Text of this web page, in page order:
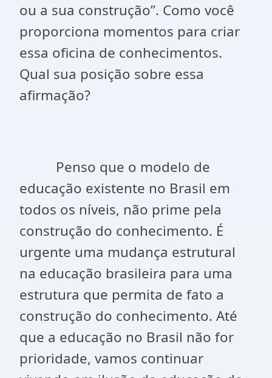
ou a sua construção”. Como você
proporciona momentos para criar
essa oficina de conhecimentos.
Qual sua posição sobre essa
afirmação?
Penso que o modelo de
educação existente no Brasil em
todos os níveis, não prime pela
construção do conhecimento. É
urgente uma mudança estrutural
na educação brasileira para uma
estrutura que permita de fato a
construção do conhecimento. Até
que a educação no Brasil não for
prioridade, vamos continuar